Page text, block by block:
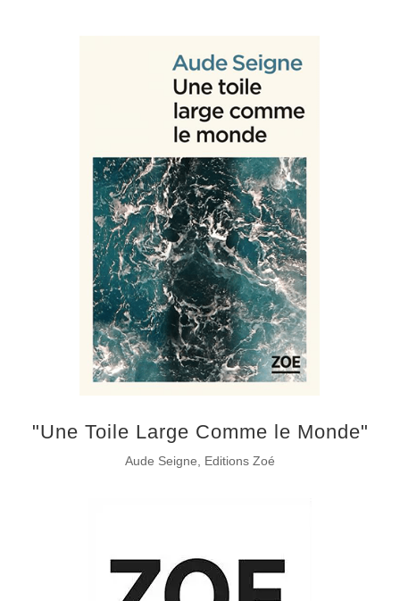
"Une Toile Large Comme le Monde"
Aude Seigne, Editions Zoé